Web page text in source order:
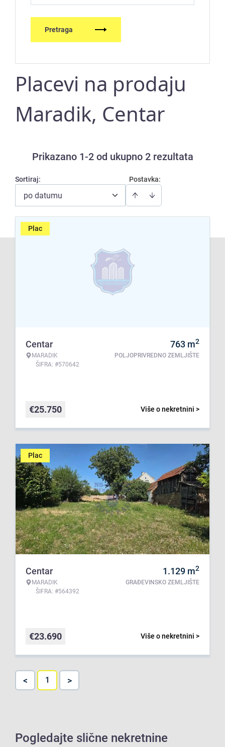
Pretraga
Placevi na prodaju
Maradik, Centar
Prikazano 1-2 od ukupno 2 rezultata
Postavka:
Sortiraj:
po datumu
Plac
Centar
MARADIK
ŠIFRA: #570642
763 m2
POLJOPRIVREDNO ZEMLJIŠTE
Više o nekretnini >
€25.750
Plac
Centar
MARADIK
ŠIFRA: #564392
1.129 m2
GRAĐEVINSKO ZEMLJIŠTE
Više o nekretnini >
€23.690
< 1 >
Pogledajte slične nekretnine